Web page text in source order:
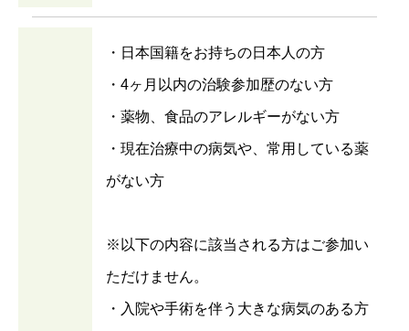
・日本国籍をお持ちの日本人の方
・4ヶ月以内の治験参加歴のない方
・薬物、食品のアレルギーがない方
・現在治療中の病気や、常用している薬
がない方
※以下の内容に該当される方はご参加い
ただけません。
・入院や手術を伴う大きな病気のある方